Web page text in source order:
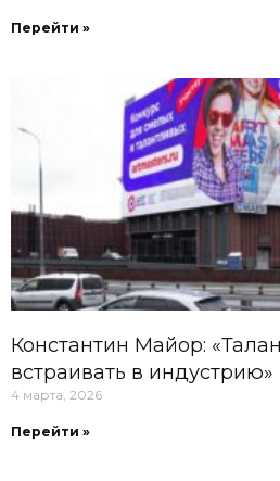
Перейти »
Константин Майор:
встраивать в индустрию»
4 марта, 2026
Перейти »